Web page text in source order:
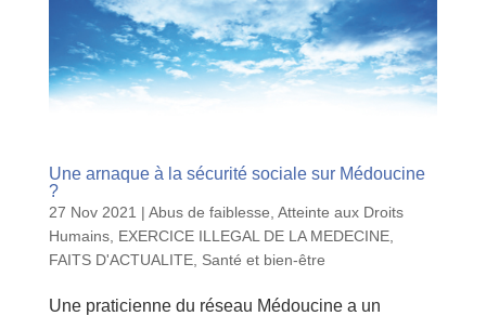
Une arnaque à la sécurité sociale sur Médoucine
?
27 Nov 2021 | Abus de faiblesse Atteinte aux Droits
Humains, EXERCICE ILLEGAL DE LA MEDECINE,
FAITS D'ACTUALITE, Santé et bien-être
Une praticienne du réseau Médoucine a un